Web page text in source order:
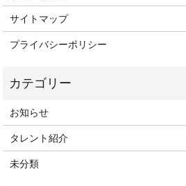
サイトマップ
プライバシーポリシー
お知らせ
タレント紹介
未分類